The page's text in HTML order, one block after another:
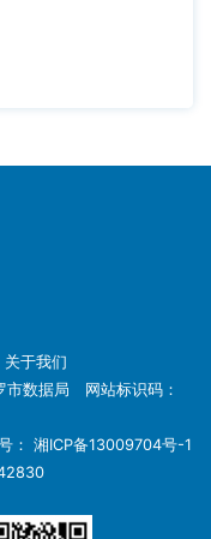
关于我们
市数据局 网站标识码：
： 湘ICP备13009704号-1